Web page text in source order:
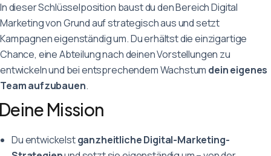
In dieser Schlüsselposition baust du den Bereich Digital
Marketing von Grund auf strategisch aus und setzt
Kampagnen eigenständig um. Du erhältst die einzigartige
Chance, eine Abteilung nach deinen Vorstellungen zu
entwickeln und bei entsprechendem Wachstum dein eigenes
Team aufzubauen.
Mission
Du entwickelstganzheitliche Digital-Marketing-